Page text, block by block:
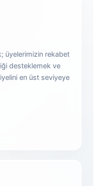
üyelerimizin rekabet
desteklemek ve
en üst seviyeye